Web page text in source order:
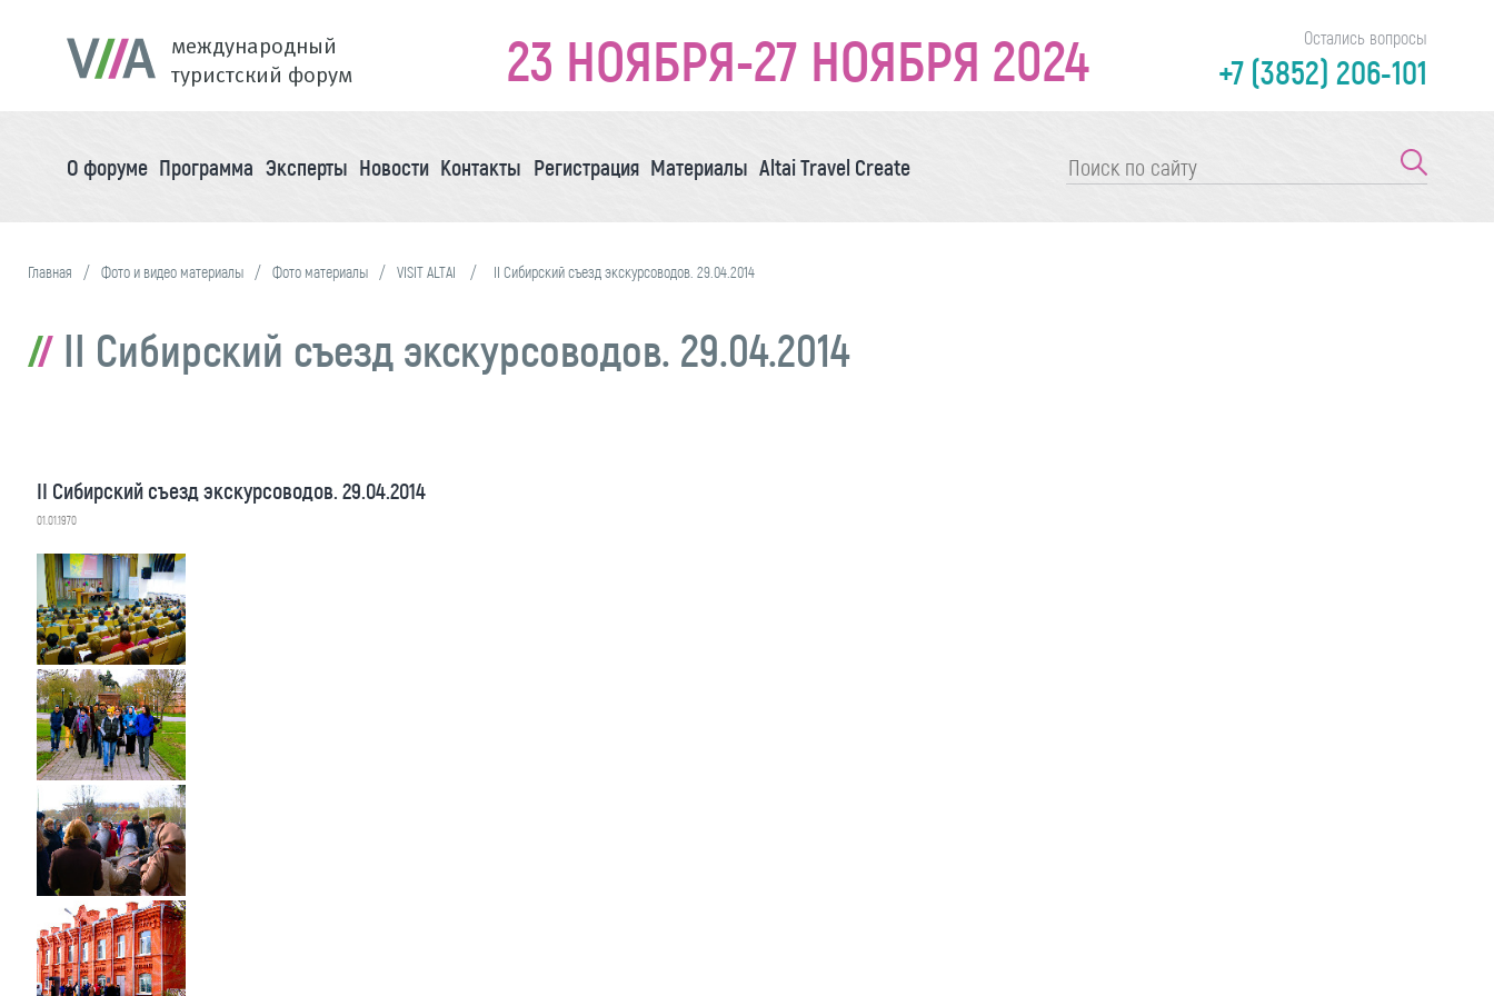
международный
туристский форум
23 НОЯБРЯ-27 НОЯБРЯ 2024 Остались вопросы
+7 (3852) 206-101
О форуме Программа Эксперты Новости Контакты Регистрация Материалы Altai Travel Create
Главная Фото и видео материалы Фото материалы VISIT ALTAI II Сибирский съезд экскурсоводов. 29.04.2014
II Сибирский съезд экскурсоводов. 29.04.2014
II Сибирский съезд экскурсоводов. 29.04.2014
01.01.1970